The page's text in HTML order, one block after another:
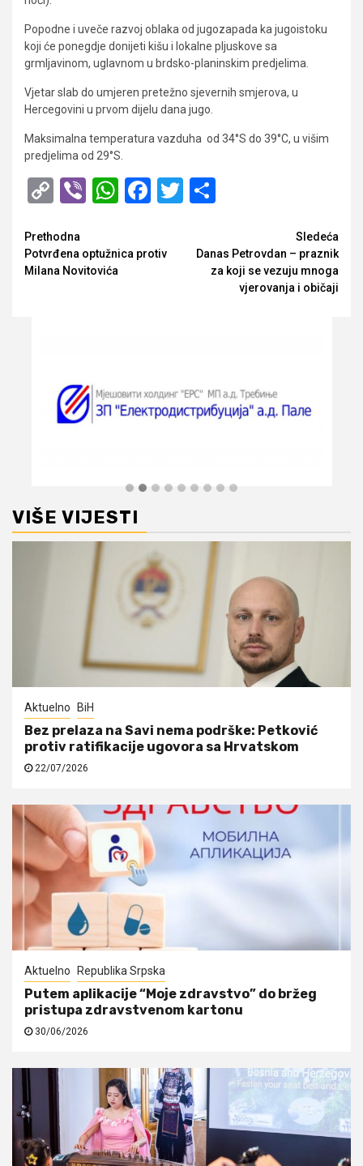
Popodne i uveče razvoj oblaka od jugozapada ka jugoistoku
koji će ponegdje donijeti kišu i lokalne pljuskove sa
grmljavinom, uglavnom u brdsko-planinskim predjelima.
Vjetar slab do umjeren pretežno sjevernih smjerova, u
Hercegovini u prvom dijelu dana jugo.
Maksimalna temperatura vazduha od 34°S do 39°C, u višim
predjelima od 29°S.
CopyViberWhatsApp
Facebook
Twitter
Opširnije
Prethodna
Potvrđena optužnica protiv
Milana Novitovića
Sledeća
Danas Petrovdan – praznik
za koji se vezuju mnoga
vjerovanja i običaji
VIŠE VIJESTI
Aktuelno BiH
Bez prelaza na Savi nema podrške: Petković
protiv ratifikacije ugovora sa Hrvatskom
22/07/2026
Aktuelno Republika Srpska
Putem aplikacije “Moje zdravstvo” do bržeg
pristupa zdravstvenom kartonu
30/06/2026